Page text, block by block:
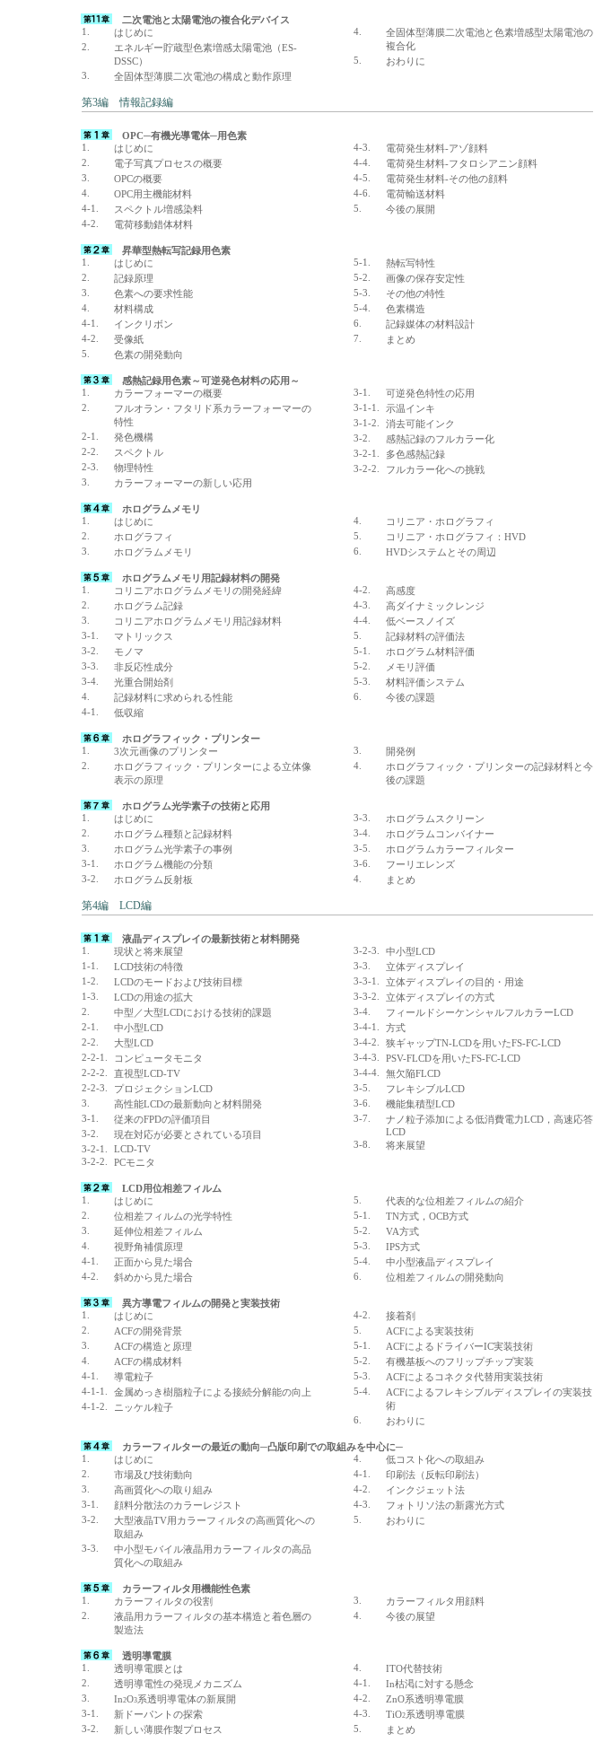
二次電池と太陽電池の複合化デバイス
1.
はじめに
2.
エネルギー貯蔵型色素増感太陽電池（ES-
DSSC）
3.
全固体型薄膜二次電池の構成と動作原理
4.
全固体型薄膜二次電池と色素増感型太陽電池の
複合化
5.
おわりに
第3編 情報記録編
OPC─有機光導電体─用色素
1.
はじめに
2.
電子写真プロセスの概要
3.
OPCの概要
4.
OPC用主機能材料
4-1.
スペクトル増感染料
4-2.
電荷移動錯体材料
4-3.
電荷発生材料-アゾ顔料
4-4.
電荷発生材料-フタロシアニン顔料
4-5.
電荷発生材料-その他の顔料
4-6.
電荷輸送材料
5.
今後の展開
昇華型熱転写記録用色素
1.
はじめに
2.
記録原理
3.
色素への要求性能
4.
材料構成
4-1.
インクリボン
4-2.
受像紙
5.
色素の開発動向
5-1.
熱転写特性
5-2.
画像の保存安定性
5-3.
その他の特性
5-4.
色素構造
6.
記録媒体の材料設計
7.
まとめ
感熱記録用色素～可逆発色材料の応用～
1.
カラーフォーマーの概要
2.
フルオラン・フタリド系カラーフォーマーの
特性
2-1.
発色機構
2-2.
スペクトル
2-3.
物理特性
3.
カラーフォーマーの新しい応用
3-1.
可逆発色特性の応用
3-1-1.
示温インキ
3-1-2.
消去可能インク
3-2.
感熱記録のフルカラー化
3-2-1.
多色感熱記録
3-2-2.
フルカラー化への挑戦
ホログラムメモリ
1.
はじめに
2.
ホログラフィ
3.
ホログラムメモリ
4.
コリニア・ホログラフィ
5.
コリニア・ホログラフィ：HVD
6.
HVDシステムとその周辺
ホログラムメモリ用記録材料の開発
1.
コリニアホログラムメモリの開発経緯
2.
ホログラム記録
3.
コリニアホログラムメモリ用記録材料
3-1.
マトリックス
3-2.
モノマ
3-3.
非反応性成分
3-4.
光重合開始剤
4.
記録材料に求められる性能
4-1.
低収縮
4-2.
高感度
4-3.
高ダイナミックレンジ
4-4.
低ベースノイズ
5.
記録材料の評価法
5-1.
ホログラム材料評価
5-2.
メモリ評価
5-3.
材料評価システム
6.
今後の課題
ホログラフィック・プリンター
1.
3次元画像のプリンター
2.
ホログラフィック・プリンターによる立体像
表示の原理
3.
開発例
4.
ホログラフィック・プリンターの記録材料と今
後の課題
ホログラム光学素子の技術と応用
1.
はじめに
2.
ホログラム種類と記録材料
3.
ホログラム光学素子の事例
3-1.
ホログラム機能の分類
3-2.
ホログラム反射板
3-3.
ホログラムスクリーン
3-4.
ホログラムコンバイナー
3-5.
ホログラムカラーフィルター
3-6.
フーリエレンズ
4.
まとめ
第4編 LCD編
液晶ディスプレイの最新技術と材料開発
1.
現状と将来展望
1-1.
LCD技術の特徴
1-2.
LCDのモードおよび技術目標
1-3.
LCDの用途の拡大
2.
中型／大型LCDにおける技術的課題
2-1.
中小型LCD
2-2.
大型LCD
2-2-1.
コンピュータモニタ
2-2-2.
直視型LCD-TV
2-2-3.
プロジェクションLCD
3.
高性能LCDの最新動向と材料開発
3-1.
従来のFPDの評価項目
3-2.
現在対応が必要とされている項目
3-2-1.
LCD-TV
3-2-2.
PCモニタ
3-2-3.
中小型LCD
3-3.
立体ディスプレイ
3-3-1.
立体ディスプレイの目的・用途
3-3-2.
立体ディスプレイの方式
3-4.
フィールドシーケンシャルフルカラーLCD
3-4-1.
方式
3-4-2.
狭ギャップTN-LCDを用いたFS-FC-LCD
3-4-3.
PSV-FLCDを用いたFS-FC-LCD
3-4-4.
無欠陥FLCD
3-5.
フレキシブルLCD
3-6.
機能集積型LCD
3-7.
ナノ粒子添加による低消費電力LCD，高速応答
LCD
3-8.
将来展望
LCD用位相差フィルム
1.
はじめに
2.
位相差フィルムの光学特性
3.
延伸位相差フィルム
4.
視野角補償原理
4-1.
正面から見た場合
4-2.
斜めから見た場合
5.
代表的な位相差フィルムの紹介
5-1.
TN方式，OCB方式
5-2.
VA方式
5-3.
IPS方式
5-4.
中小型液晶ディスプレイ
6.
位相差フィルムの開発動向
異方導電フィルムの開発と実装技術
1.
はじめに
2.
ACFの開発背景
3.
ACFの構造と原理
4.
ACFの構成材料
4-1.
導電粒子
4-1-1.
金属めっき樹脂粒子による接続分解能の向上
4-1-2.
ニッケル粒子
4-2.
接着剤
5.
ACFによる実装技術
5-1.
ACFによるドライバーIC実装技術
5-2.
有機基板へのフリップチップ実装
5-3.
ACFによるコネクタ代替用実装技術
5-4.
ACFによるフレキシブルディスプレイの実装技
術
6.
おわりに
カラーフィルターの最近の動向─凸版印刷での取組みを中心に─
1.
はじめに
2.
市場及び技術動向
3.
高画質化への取り組み
3-1.
顔料分散法のカラーレジスト
3-2.
大型液晶TV用カラーフィルタの高画質化への
取組み
3-3.
中小型モバイル液晶用カラーフィルタの高品
質化への取組み
4.
低コスト化への取組み
4-1.
印刷法（反転印刷法）
4-2.
インクジェット法
4-3.
フォトリソ法の新露光方式
5.
おわりに
カラーフィルタ用機能性色素
1.
カラーフィルタの役割
2.
液晶用カラーフィルタの基本構造と着色層の
製造法
3.
カラーフィルタ用顔料
4.
今後の展望
透明導電膜
1.
透明導電膜とは
2.
透明導電性の発現メカニズム
3.
In2O3系透明導電体の新展開
3-1.
新ドーパントの探索
3-2.
新しい薄膜作製プロセス
4.
ITO代替技術
4-1.
In枯渇に対する懸念
4-2.
ZnO系透明導電膜
4-3.
TiO2系透明導電膜
5.
まとめ